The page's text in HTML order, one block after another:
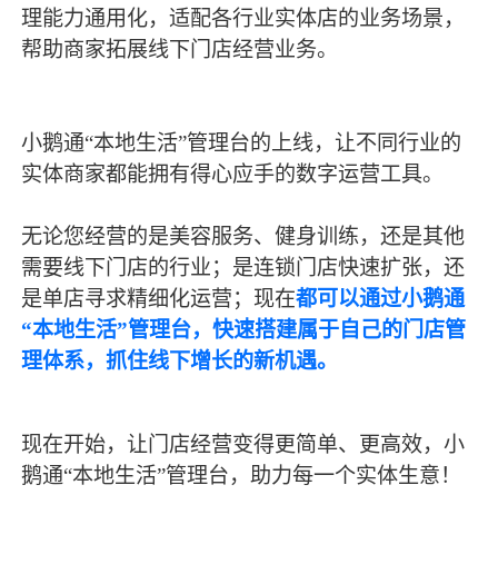
理能力通用化，适配各行业实体店的业务场景，
帮助商家拓展线下门店经营业务。
小鹅通“本地生活”管理台的上线，让不同行业的
实体商家都能拥有得心应手的数字运营工具。
无论您经营的是美容服务、健身训练，还是其他
需要线下门店的行业；是连锁门店快速扩张，还
是单店寻求精细化运营；现在都可以通过小鹅通
“本地生活”管理台，快速搭建属于自己的门店管
理体系，抓住线下增长的新机遇。
现在开始，让门店经营变得更简单、更高效，小
鹅通“本地生活”管理台，助力每一个实体生意！